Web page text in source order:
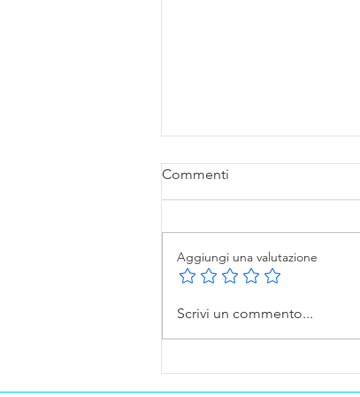
Piazza Affari ai Massimi dal
Commenti
Aggiungi una valutazione
Scrivi un commento...